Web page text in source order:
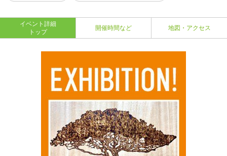
イベント詳細
トップ
開催時間など 地図・アクセス